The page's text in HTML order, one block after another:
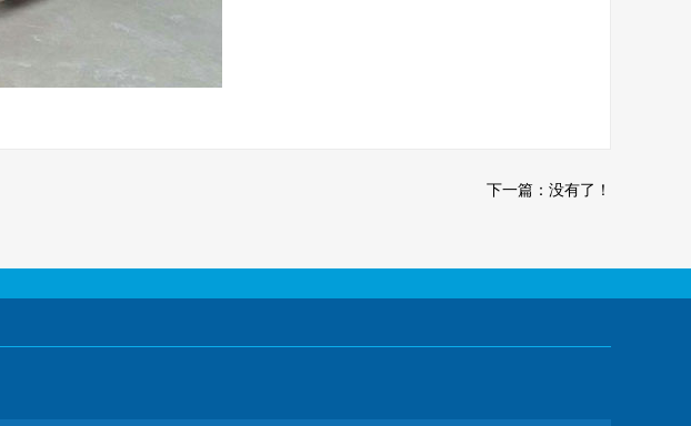
下一篇：没有了！